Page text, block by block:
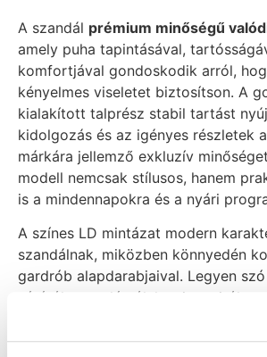
A szandál prémium minőségű
amely puha tapintásával,
komfortjával gondoskodik arról,
kényelmes viseletet biztosítson. A
kialakított talprész stabil tartást
kidolgozás és az igényes részletek
márkára jellemző exkluzív
modell nemcsak stílusos, hanem
is a mindennapokra és a nyári
A színes LD mintázat modern
szandálnak, miközben könnyedén
gardrób alapdarabjaival. Legyen
sétáról, nyaralásról, kerti partiról
összeállításnak különleges